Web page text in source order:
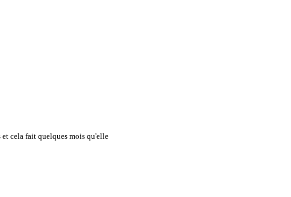
cela fait quelques mois qu'elle